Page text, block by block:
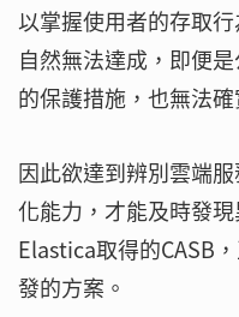
以掌握使用者的存取
自然無法達成，即便
的保護措施，也無法
因此欲達到辨別雲端
化能力，才能及時發
Elastica取得的CASB
發的方案。